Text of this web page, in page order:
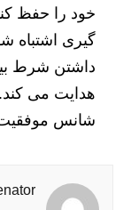
خود را حفظ
گیری اشتباه
داشتن شرط
هدایت می
شانس